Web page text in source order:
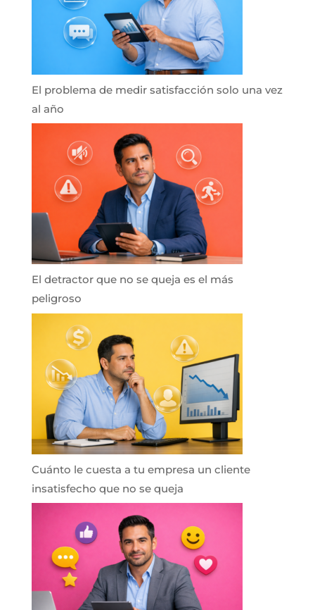
El problema de medir satisfacción solo una vez
al año
El detractor que no se queja es el más
peligroso
Cuánto le cuesta a tu empresa un cliente
insatisfecho que no se queja